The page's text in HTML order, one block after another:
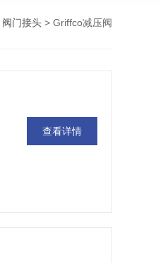
阀门接头 > Griffco减压阀
查看详情